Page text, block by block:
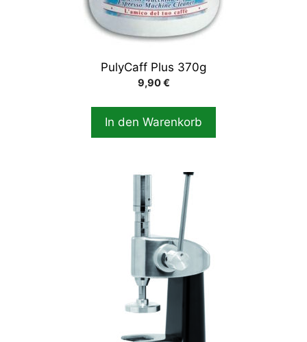
PulyCaff Plus 370g
9,90€
In den Warenkorb